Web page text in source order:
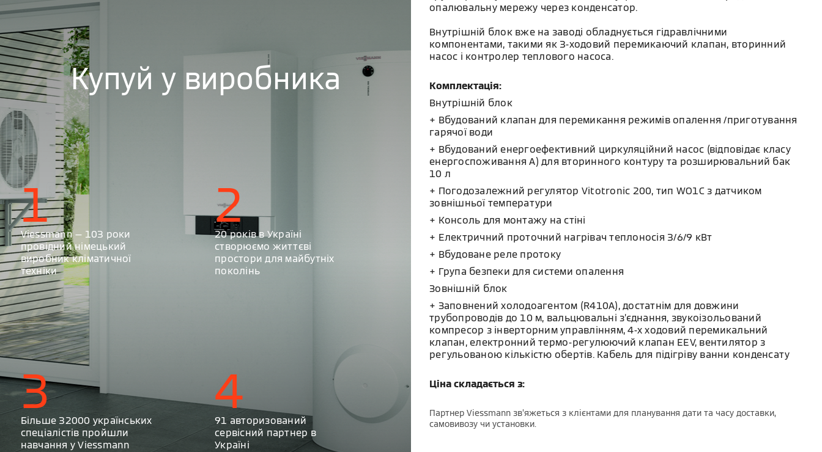
Купуй у виробника
1
Viessmann — 103 роки
провідний німецький
виробник кліматичної
техніки
2
20 років в Україні
створюємо життєві
простори для майбутніх
поколінь
3
Більше 32000 українських
спеціалістів пройшли
навчання у Viessmann
4
91 авторизований
сервісний партнер в
Україні
опалювальну мережу через конденсатор.
Внутрішній блок вже на заводі обладнується гідравлічними
компонентами, такими як 3-ходовий перемикаючий клапан, вторинний
насос і контролер теплового насоса.
Комплектація:
Внутрішній блок
+ Вбудований клапан для перемикання режимів опалення /приготування
гарячої води
+ Вбудований енергоефективний циркуляційний насос (відповідає класу
енергоспоживання A) для вторинного контуру та розширювальний бак
10 л
+ Погодозалежний регулятор Vitotronic 200, тип WO1C з датчиком
зовнішньої температури
+ Консоль для монтажу на стіні
+ Електричний проточний нагрівач теплоносія 3/6/9 кВт
+ Вбудоване реле протоку
+ Група безпеки для системи опалення
Зовнішній блок
+ Заповнений холодоагентом (R410A), достатнім для довжини
трубопроводів до 10 м, вальцювальні з’єднання, звукоізольований
компресор з інверторним управлінням, 4-х ходовий перемикальний
клапан, електронний термо-регулюючий клапан EEV, вентилятор з
регульованою кількістю обертів. Кабель для підігріву ванни конденсату
Ціна складається з:
Партнер Viessmann зв’яжеться з клієнтами для планування дати та часу доставки,
самовивозу чи установки.